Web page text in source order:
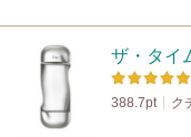
ザ・タイ
388.7pt ク